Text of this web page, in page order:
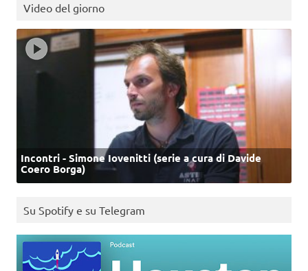
Video del giorno
Incontri - Simone Iovenitti (serie a cura di Davide
Coero Borga)
Su Spotify e su Telegram